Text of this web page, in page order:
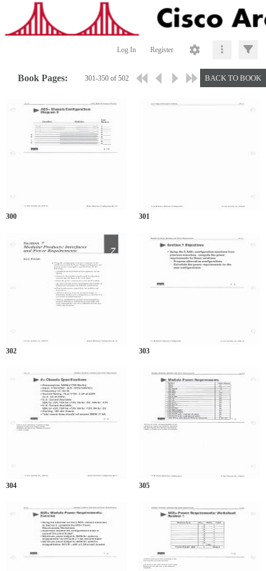
Log In Register
Book Pages: BACK TO BOOK
301-350 of 502
300 301
302 303
304 305